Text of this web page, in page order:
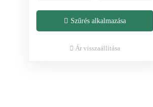
Szűrés alkalmazása
Ár visszaállítása